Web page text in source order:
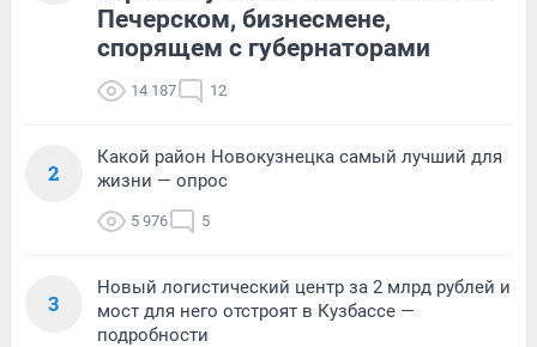
Печерском, бизнесмене,
спорящем с губернаторами
14 187 12
2
Какой район Новокузнецка самый лучший для
жизни — опрос
5 976 5
3
Новый логистический центр за 2 млрд рублей и
мост для него отстроят в Кузбассе —
подробности